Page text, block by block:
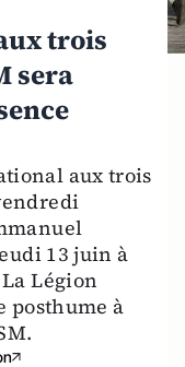
trois
sera
aux trois
13 juin à
Légion
posthume à